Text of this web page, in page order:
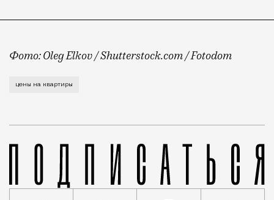
Фото: Oleg Elkov / Shutterstock.com / Fotodom
Если коротко: квартир на рынке становится
цены на квартиры